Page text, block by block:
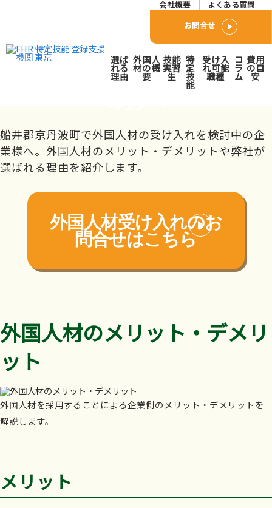
会社概要
よくある質問
お問合せ
選ば
れる
理由
外国人
材の概
要
技能
実習
生
特
定
技
能
受け入
れ可能
職種
コ
ラ
ム
費用
の目
安
船井郡京丹波町で外国人人
材派遣･紹介会社をお探し
船井郡京丹波町で外国人材の受け入れを検討中の企
業様へ。外国人材のメリット・デメリットや弊社が
選ばれる理由を紹介します。
外国人材受け入れのお
問合せはこちら
外国人材のメリット・デメリ
ット
外国人材を採用することによる企業側のメリット・デメリットを
解説します。
メリット